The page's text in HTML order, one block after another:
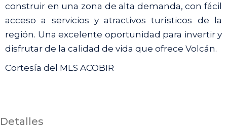
construir en una zona de alta demanda, con fácil
acceso a servicios y atractivos turísticos de la
región. Una excelente oportunidad para invertir y
disfrutar de la calidad de vida que ofrece Volcán.
Cortesía del MLS ACOBIR
Detalles